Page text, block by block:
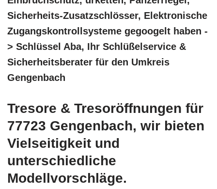
Sicherheits-Zusatzschlösser, Elektronische
Zugangskontrollsysteme gegoogelt haben -
> Schlüssel Aba, Ihr Schlüßelservice &
Sicherheitsberater für den Umkreis
Gengenbach
Tresore & Tresoröffnungen für
77723 Gengenbach, wir bieten
Vielseitigkeit und
unterschiedliche
Modellvorschläge.